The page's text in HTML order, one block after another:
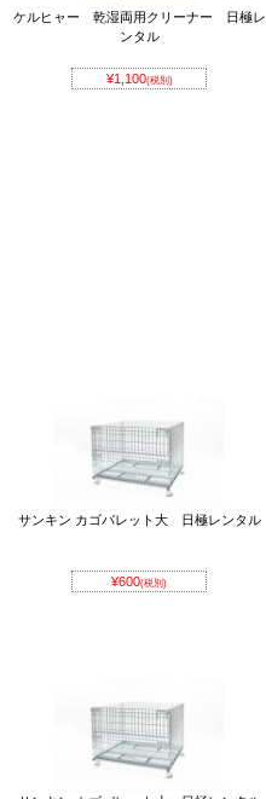
ケルヒャー 乾湿両用クリーナー 日極レ
ンタル
¥1,100(税別)
サンキン カゴパレット大 日極レンタル
¥600(税別)